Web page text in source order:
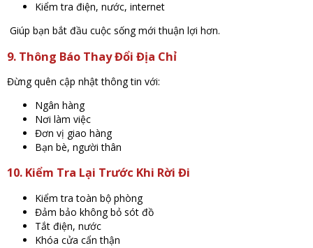
Kiểm tra điện, nước, internet
Giúp bạn bắt đầu cuộc sống mới thuận lợi hơn.
9. Thông Báo Thay Đổi Địa Chỉ
Đừng quên cập nhật thông tin với:
Ngân hàng
Nơi làm việc
Đơn vị giao hàng
Bạn bè, người thân
10. Kiểm Tra Lại Trước Khi Rời Đi
Kiểm tra toàn bộ phòng
Đảm bảo không bỏ sót đồ
Tắt điện, nước
Khóa cửa cẩn thận